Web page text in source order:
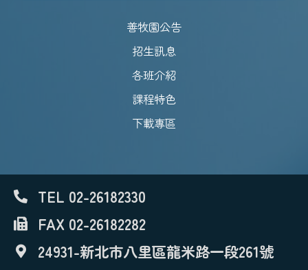
善牧園公告
招生訊息
各班介紹
課程特色
下載專區
TEL 02-26182330
FAX 02-26182282
24931-新北市八里區龍米路一段261號